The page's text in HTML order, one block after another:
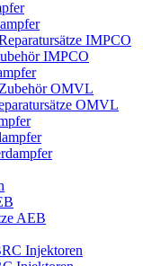
IMPCO
IMPCO
OMVL
OMVL
AEB
Injektoren